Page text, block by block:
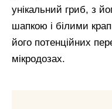
унікальний гриб, з
шапкою і білими
його потенційних
мікродозах.